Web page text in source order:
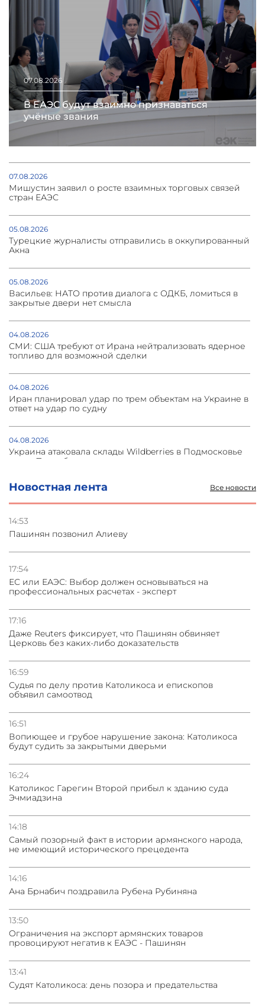
Новостная лента Все новости
14:53
Пашинян позвонил Алиеву
17:54
ЕС или ЕАЭС: Выбор должен основываться на
профессиональных расчетах - эксперт
17:16
Даже Reuters фиксирует, что Пашинян обвиняет
Церковь без каких-либо доказательств
16:59
Судья по делу против Католикоса и епископов
объявил самоотвод
16:51
Вопиющее и грубое нарушение закона: Католикоса
будут судить за закрытыми дверьми
16:24
Католикос Гарегин Второй прибыл к зданию суда
Эчмиадзина
14:18
Самый позорный факт в истории армянского народа,
не имеющий исторического прецедента
14:16
Ана Брнабич поздравила Рубена Рубиняна
13:50
Oграничения на экспорт армянских товаров
провоцируют негатив к ЕАЭС - Пашинян
13:41
Судят Католикоса: день позора и предательства
07.08.2026
В ЕАЭС будут взаимно признаваться
учёные звания
07.08.2026
Мишустин заявил о росте взаимных торговых связей
стран ЕАЭС
05.08.2026
Турецкие журналисты отправились в оккупированный
Акна
05.08.2026
Васильев: НАТО против диалога с ОДКБ, ломиться в
закрытые двери нет смысла
04.08.2026
СМИ: США требуют от Ирана нейтрализовать ядерное
топливо для возможной сделки
04.08.2026
Иран планировал удар по трем объектам на Украине в
ответ на удар по судну
04.08.2026
Украина атаковала склады Wildberries в Подмосковье
и под Петербургом
03.08.2026
Стратегия безопасности ОДКБ допускает применение
Азербайджане
31.07.2026
Сотрудничество и очереди – детали визита главы
погрануправления СНБ Армении в Тбилиси